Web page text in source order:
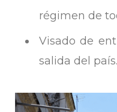
régimen de
Visado de
salida del país.